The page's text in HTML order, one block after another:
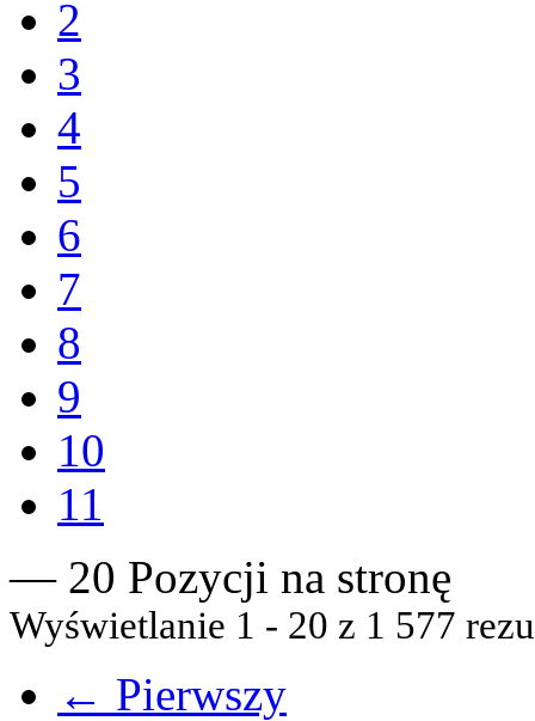
2
3
4
5
6
7
8
9
10
11
— 20 Pozycji na stronę
Wyświetlanie 1 - 20 z 1 577
← Pierwszy